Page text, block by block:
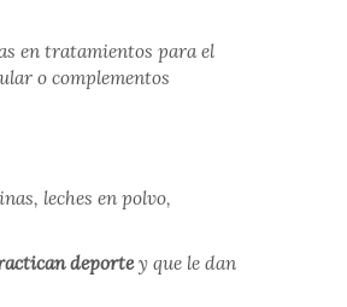
en tratamientos para el
o complementos
leches en polvo,
deportey que le dan